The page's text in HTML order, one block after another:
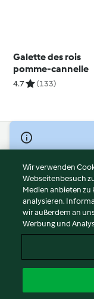
Galette des rois
pomme-cannelle
4.7 (133)
© Copyright 2026
Disclaimer
Impressum
Cookies
Abo kündigen
Erklärung zur
Wir verwenden
Webseitenbesuch
Medien anbieten
analysieren.
wir außerdem an
Werbung und